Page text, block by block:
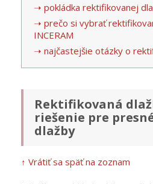
➝ pokládka rektifikovanej
➝ prečo si vybrať
INCERAM
➝ najčastejšie otázky o
Rektifikovaná
riešenie pre
dlažby
↑ Vrátiť sa späť na zoznam